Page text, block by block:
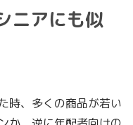
ニアにも似
時、多くの商品が若い